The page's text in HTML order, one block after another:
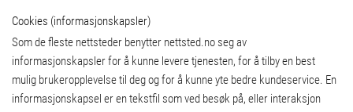
Cookies (informasjonskapsler)
Som de fleste nettsteder benytter nettsted.no seg av
informasjonskapsler for å kunne levere tjenesten, for å tilby en best
mulig brukeropplevelse til deg og for å kunne yte bedre kundeservice. En
informasjonskapsel er en tekstfil som ved besøk på, eller interaksjon